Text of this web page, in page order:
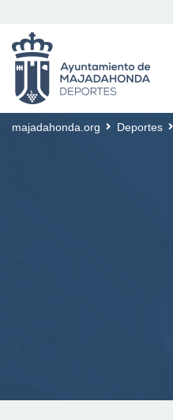
majadahonda.org Deportes